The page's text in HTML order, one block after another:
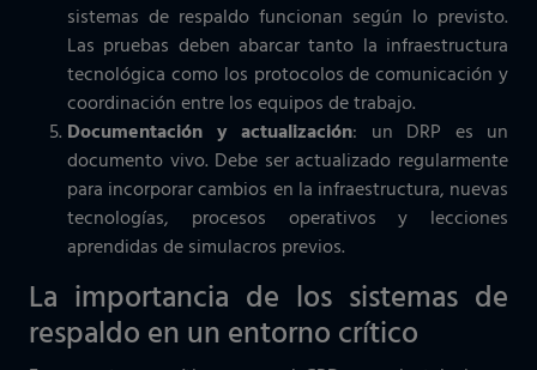
sistemas de respaldo funcionan según lo previsto.
Las pruebas deben abarcar tanto la infraestructura
tecnológica como los protocolos de comunicación y
coordinación entre los equipos de trabajo.
Documentación y actualización: un DRP es un
documento vivo. Debe ser actualizado regularmente
para incorporar cambios en la infraestructura, nuevas
tecnologías, procesos operativos y lecciones
aprendidas de simulacros previos.
La importancia de los sistemas de
respaldo en un entorno crítico